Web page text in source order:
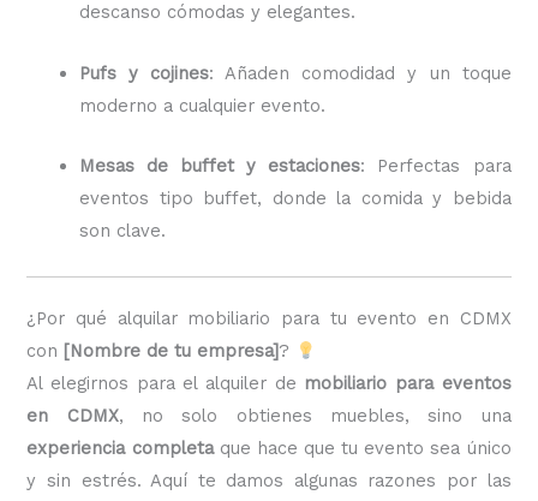
descanso cómodas y elegantes.
Pufs y cojines: Añaden comodidad y un toque
moderno a cualquier evento.
Mesas de buffet y estaciones: Perfectas para
eventos tipo buffet, donde la comida y bebida
son clave.
¿Por qué alquilar mobiliario para tu evento en CDMX
con [Nombre de tu empresa]?
Al elegirnos para el alquiler de mobiliario para eventos
en CDMX, no solo obtienes muebles, sino una
experiencia completaque hace que tu evento sea único
y sin estrés. Aquí te damos algunas razones por las